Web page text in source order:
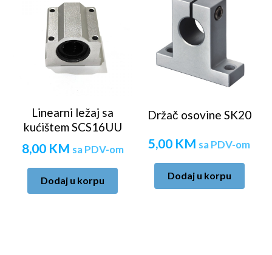
Linearni ležaj sa
kućištem SCS16UU
8,00 KM sa PDV-om
Dodaj u korpu
Držač osovine SK20
5,00 KM sa PDV-om
Dodaj u korpu